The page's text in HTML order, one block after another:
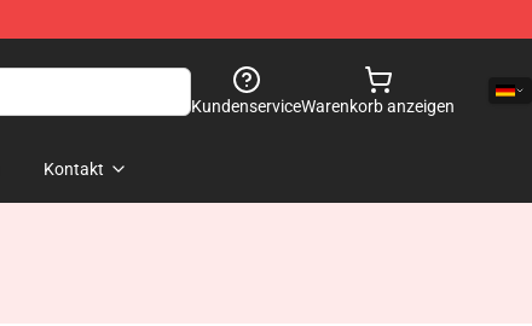
KundenserviceWarenkorb anzeigen
Kontakt